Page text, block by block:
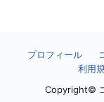
プロフィール
利用
Copyright©